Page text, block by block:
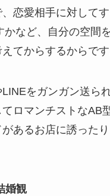
恋愛相手に対して
かなど、自分の空間
てからするからです
をガンガン送ら
ロマンチストなAB
あるお店に誘った
婚観